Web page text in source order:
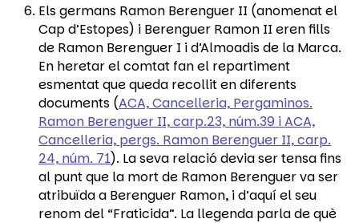
Els germans Ramon Berenguer II (anomenat el
Cap d’Estopes) i Berenguer Ramon II eren fills
de Ramon Berenguer I i d’Almoadis de la Marca.
En heretar el comtat fan el repartiment
esmentat que queda recollit en diferents
documents (ACA, Cancelleria, Pergaminos.
Ramon Berenguer II, carp.23, núm.39 i ACA,
Cancelleria, pergs. Ramon Berenguer II, carp.
24, núm. 71). La seva relació devia ser tensa fins
al punt que la mort de Ramon Berenguer va ser
atribuïda a Berenguer Ramon, i d’aquí el seu
renom del “Fraticida”. La llegenda parla de què